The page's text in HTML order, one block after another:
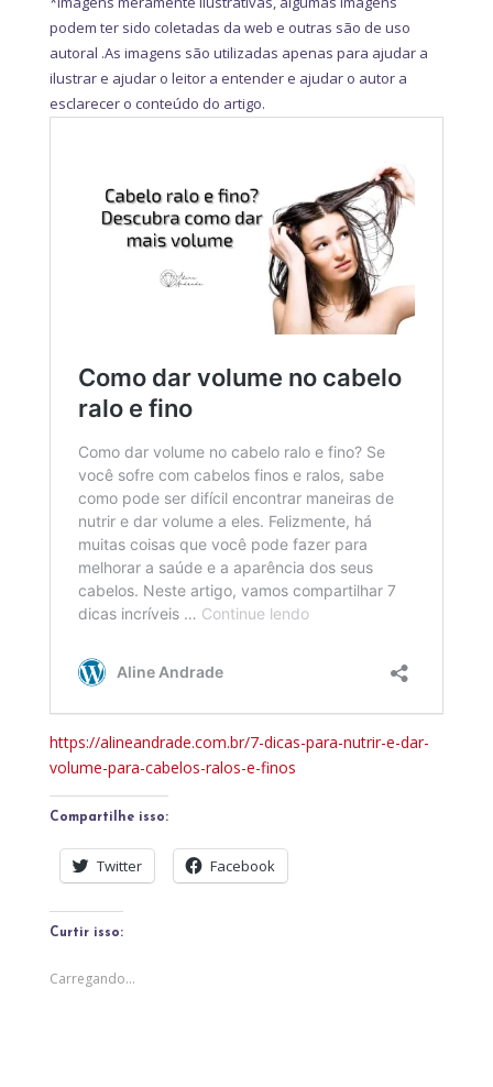
podem ter sido coletadas da web e outras são de uso
autoral .As imagens são utilizadas apenas para ajudar a
ilustrar e ajudar o leitor a entender e ajudar o autor a
esclarecer o conteúdo do artigo.
https://alineandrade.com.br/7-dicas-para-nutrir-e-dar-
volume-para-cabelos-ralos-e-finos
Compartilhe isso:
Twitter Facebook
Curtir isso:
Carregando...